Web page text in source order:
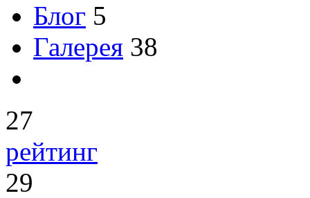
Блог 5
Галерея 38
27
рейтинг
29